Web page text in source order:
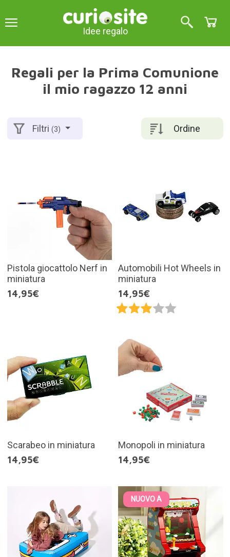
Idee regalo
Regali per la Prima Comunione
il mio ragazzo 12 anni
Ordine
Filtri(3)
Pistola giocattolo Nerf in
miniatura
14,95€
Automobili Hot Wheels in
miniatura
14,95€
Scarabeo in miniatura
14,95€
Monopoli in miniatura
14,95€
NUOVO A